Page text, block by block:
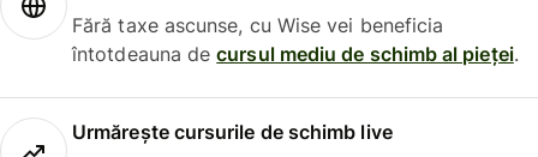
Fără taxe ascunse, cu Wise vei beneficia
întotdeauna decursul mediu de schimb al pieței.
Urmărește cursurile de schimb live